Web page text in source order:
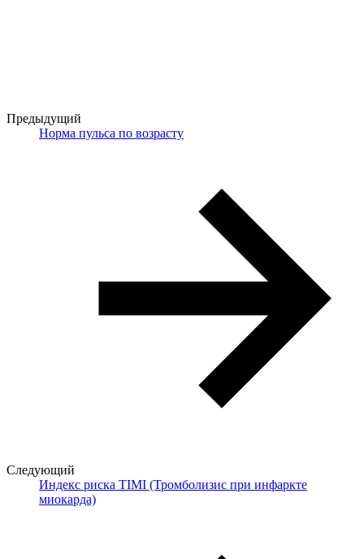
Предыдущий
Норма пульса по возрасту
Следующий
Индекс риска TIMI (Тромболизис при инфаркте
миокарда)